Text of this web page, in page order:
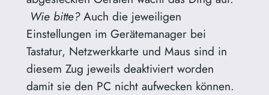
Wie bitte?Auch die jeweiligen
Einstellungen im Gerätemanager bei
Tastatur, Netzwerkkarte und Maus sind in
diesem Zug jeweils deaktiviert worden
damit sie den PC nicht aufwecken können.